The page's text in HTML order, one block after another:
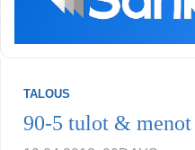
TALOUS
90-5 tulot & menot